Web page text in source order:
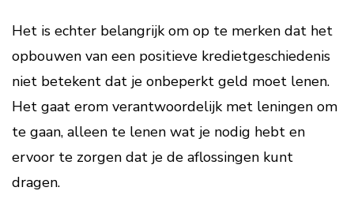
Het is echter belangrijk om op te merken dat het
opbouwen van een positieve kredietgeschiedenis
niet betekent dat je onbeperkt geld moet lenen.
Het gaat erom verantwoordelijk met leningen om
te gaan, alleen te lenen wat je nodig hebt en
ervoor te zorgen dat je de aflossingen kunt
dragen.